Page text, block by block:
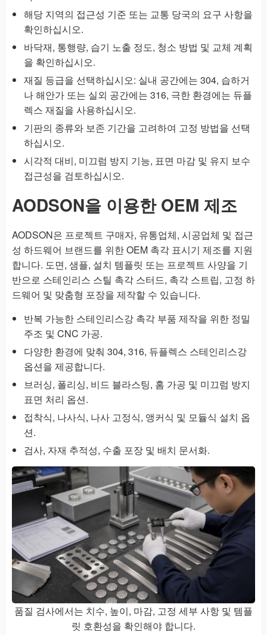
해당 지역의 접근성 기준 또는 교통 당국의 요구 사항을
확인하십시오.
바닥재, 통행량, 습기 노출 정도, 청소 방법 및 교체 계획
을 확인하십시오.
재질 등급을 선택하십시오: 실내 공간에는 304, 습하거
나 해안가 또는 실외 공간에는 316, 극한 환경에는 듀플
렉스 재질을 사용하십시오.
기판의 종류와 보존 기간을 고려하여 고정 방법을 선택
하십시오.
시각적 대비, 미끄럼 방지 기능, 표면 마감 및 유지 보수
접근성을 검토하십시오.
AODSON을 이용한 OEM 제조
AODSON은 프로젝트 구매자, 유통업체, 시공업체 및 접근
성 하드웨어 브랜드를 위한 OEM 촉각 표시기 제조를 지원
합니다. 도면, 샘플, 설치 템플릿 또는 프로젝트 사양을 기
반으로 스테인리스 스틸 촉각 스터드, 촉각 스트립, 고정 하
드웨어 및 맞춤형 포장을 제작할 수 있습니다.
반복 가능한 스테인리스강 촉각 부품 제작을 위한 정밀
주조 및 CNC 가공.
다양한 환경에 맞춰 304, 316, 듀플렉스 스테인리스강
옵션을 제공합니다.
브러싱, 폴리싱, 비드 블라스팅, 홈 가공 및 미끄럼 방지
표면 처리 옵션.
접착식, 나사식, 나사 고정식, 앵커식 및 모듈식 설치 옵
션.
검사, 자재 추적성, 수출 포장 및 배치 문서화.
품질 검사에서는 치수, 높이, 마감, 고정 세부 사항 및 템플
릿 호환성을 확인해야 합니다.